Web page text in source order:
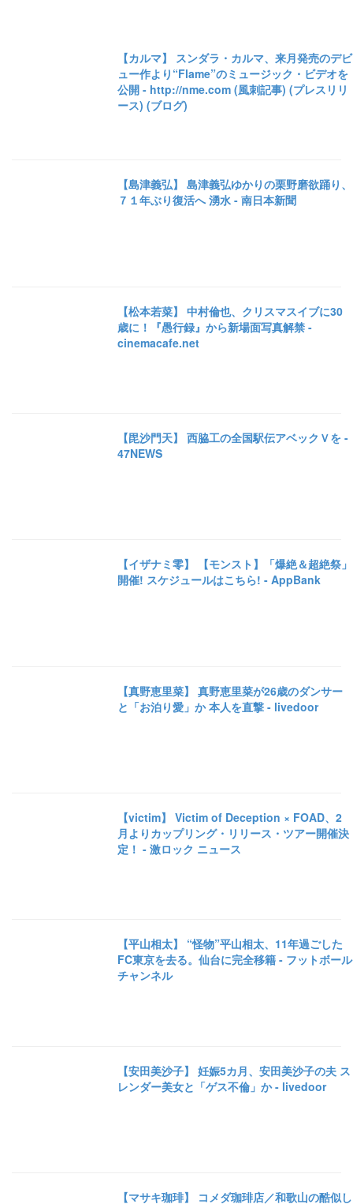
【カルマ】 スンダラ・カルマ、来月発売のデビ
ュー作より“Flame”のミュージック・ビデオを
公開 - http://nme.com (風刺記事) (プレスリリ
ース) (ブログ)
【島津義弘】 島津義弘ゆかりの栗野磨欲踊り、
７１年ぶり復活へ 湧水 - 南日本新聞
【松本若菜】 中村倫也、クリスマスイブに30
歳に！『愚行録』から新場面写真解禁 -
cinemacafe.net
【毘沙門天】 西脇工の全国駅伝アベックＶを -
47NEWS
【イザナミ零】 【モンスト】「爆絶＆超絶祭」
開催! スケジュールはこちら! - AppBank
【真野恵里菜】 真野恵里菜が26歳のダンサー
と「お泊り愛」か 本人を直撃 - livedoor
【victim】 Victim of Deception × FOAD、2
月よりカップリング・リリース・ツアー開催決
定！ - 激ロック ニュース
【平山相太】 “怪物”平山相太、11年過ごした
FC東京を去る。仙台に完全移籍 - フットボール
チャンネル
【安田美沙子】 妊娠5カ月、安田美沙子の夫 ス
レンダー美女と「ゲス不倫」か - livedoor
【マサキ珈琲】 コメダ珈琲店／和歌山の酷似し